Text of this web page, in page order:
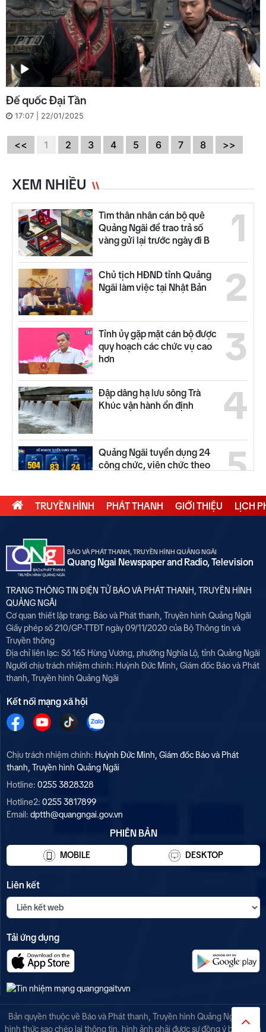
Đế quốc Đại Tần
17:07 | 22/01/2025
<< 1 2 3 4 5 6 7 8 >>
XEM NHIỀU
1
Tìm thân nhân cán bộ quê
Quảng Ngãi để trao trả số
vàng gửi lại trước ngày đi B
2
Chủ tịch HĐND tỉnh Quảng
Ngãi làm việc tại Nhật Bản
3
Tỉnh ủy gặp mặt cán bộ được
quy hoạch các chức vụ cao
hơn
4
Đập dâng hạ lưu sông Trà
Khúc vận hành ổn định
5
Quảng Ngãi tuyển dụng 24
công chức, viên chức theo
6
Hoàn thành phương án sắp
7
Từ 14/8, lưu thông trên cao
tốc Quảng Ngãi - Hoài Nhơn
sẽ thu phí
8
Bình minh trên chợ nổi An Phú
10
thi Tuyên Quang
TRUYỀN HÌNH PHÁT THANH GIỚI THIỆU LỊCH
BÁO VÀ PHÁT THANH, TRUYỀN HÌNH QUẢNG NGÃI
Quang Ngai Newspaper and Radio, Television
TRANG THÔNG TIN ĐIỆN TỬ BÁO VÀ PHÁT THANH, TRUYỀN HÌNH
QUẢNG NGÃI
Cơ quan thiết lập trang: Báo và Phát thanh, Truyền hình Quảng Ngãi
Giấy phép số 210/GP-TTĐT ngày 09/11/2020 của Bộ Thông tin và
Truyền thông
Địa chỉ liên lạc: Số 165 Hùng Vương, phường Nghĩa Lộ, tỉnh Quảng Ngãi
Người chịu trách nhiệm chính: Huỳnh Đức Minh, Giám đốc Báo và Phát
thanh, Truyền hình Quảng Ngãi
Kết nối mạng xã hội
Chịu trách nhiệm chính: Huỳnh Đức Minh, Giám đốc Báo và Phát
thanh, Truyền hình Quảng Ngãi
Hotline: 0255 3828328
Hotline2: 0255 3817899
Email: dptth@quangngai.gov.vn
PHIÊN BẢN
MOBILE DESKTOP
Liên kết
Tải ứng dụng
Bản quyền thuộc về Báo và Phát thanh, Truyền hình Quảng Ngãi. Mọi
hình thức sao chép lại thông tin, hình ảnh phải được sự đồng ý bằng văn